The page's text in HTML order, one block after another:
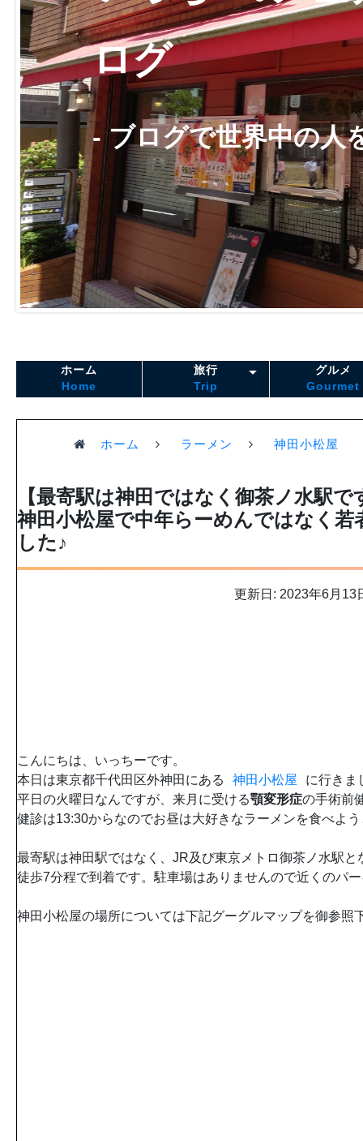
ログ
- ブログで世界中の人
ホーム
Home
旅行
Trip
グルメ
Gourmet
ホーム ラーメン 神田小松屋
【最寄駅は神田ではなく御茶ノ水駅で
神田小松屋で中年らーめんではなく
した♪
更新日: 2023年6月13
こんにちは、いっちーです。
本日は東京都千代田区外神田にある
神田小松屋
に行きま
平日の火曜日なんですが、来月に受ける顎変形症の手術前
健診は13:30からなのでお昼は大好きなラーメンを食べよ
最寄駅は神田駅ではなく、JR及び東京メトロ御茶ノ水駅
徒歩7分程で到着です。駐車場はありませんので近くのパ
神田小松屋の場所については下記グーグルマップを御参照